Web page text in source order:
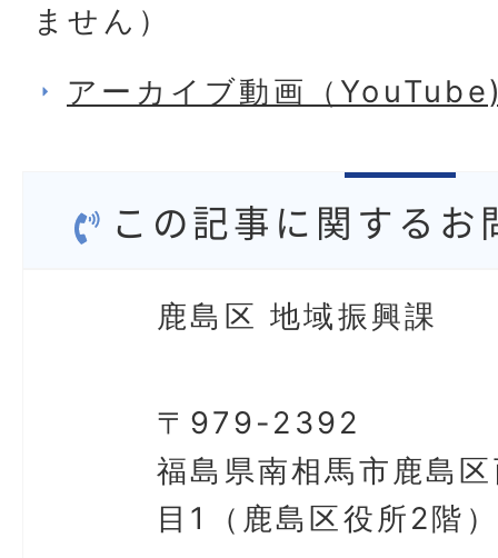
ません）
アーカイブ動画（
この記事に関するお
鹿島区 地域振興課
〒979-2392
福島県南相馬市鹿島
目1（鹿島区役所2階）